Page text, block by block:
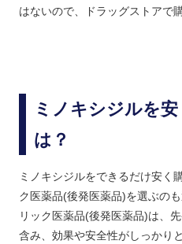
はないので、ドラッグストアで
ミノキシジルを
は？
ミノキシジルをできるだけ安く
ク医薬品(後発医薬品)を選ぶの
リック医薬品(後発医薬品)は、
含み、効果や安全性がしっかり